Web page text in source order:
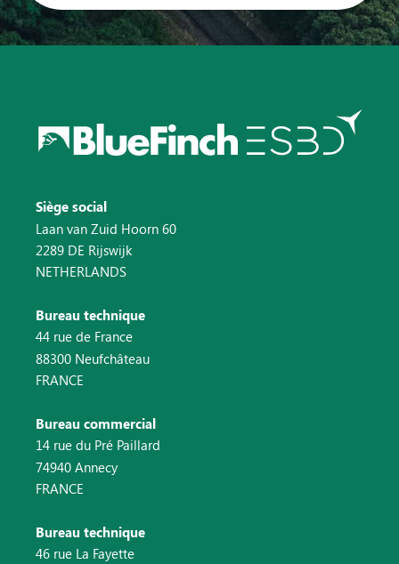
Siège social
Laan van Zuid Hoorn 60
2289 DE Rijswijk
NETHERLANDS
Bureau technique
44 rue de France
88300 Neufchâteau
FRANCE
Bureau commercial
14 rue du Pré Paillard
74940 Annecy
FRANCE
Bureau technique
46 rue La Fayette